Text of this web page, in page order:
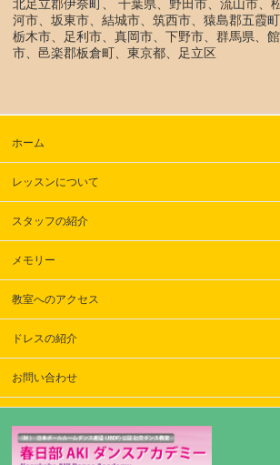
北足立郡伊奈町、 千葉県、野田市、流山市、
河市、坂東市、結城市、筑西市、猿島郡五霞
栃木市、足利市、真岡市、下野市、群馬県、
市、邑楽郡板倉町、東京都、足立区
ホーム
レッスンについて
スタッフの紹介
メモリー
教室へのアクセス
ドレスの紹介
お問い合わせ